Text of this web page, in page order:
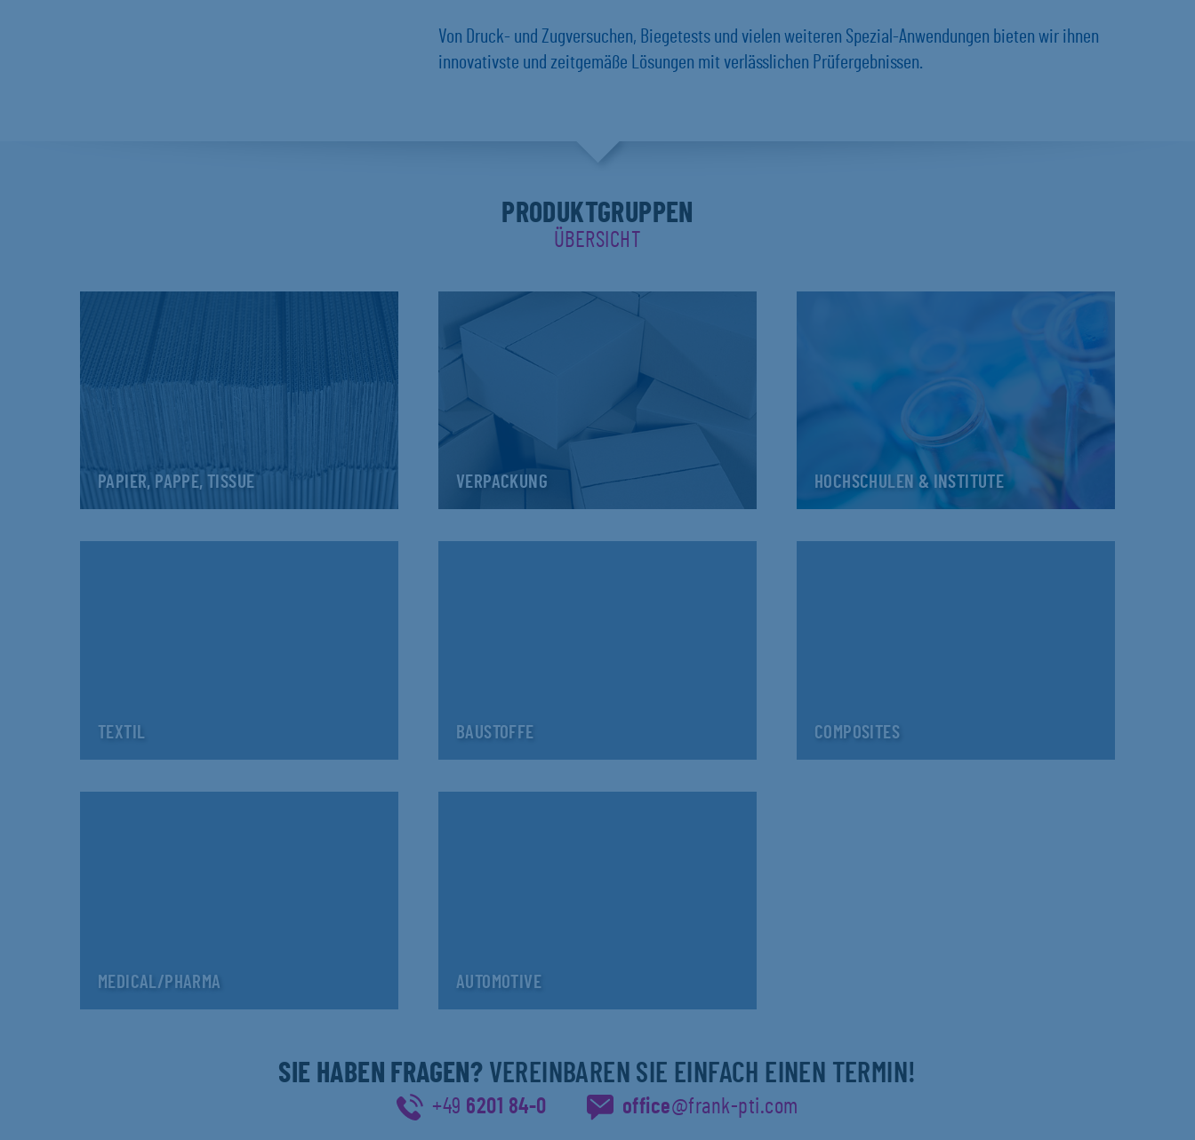
Von Druck- und Zugversuchen, Biegetests und vielen weiteren Spezial-Anwendungen bieten wir ihnen
innovativste und zeitgemäße Lösungen mit verlässlichen Prüfergebnissen.
PRODUKTGRUPPEN
ÜBERSICHT
PAPIER, PAPPE, TISSUE VERPACKUNG HOCHSCHULEN & INSTITUTE
TEXTIL BAUSTOFFE COMPOSITES
MEDICAL/PHARMA AUTOMOTIVE
SIE HABEN FRAGEN? VEREINBAREN SIE EINFACH EINEN TERMIN!
+49 6201 84-0 office@frank-pti.com